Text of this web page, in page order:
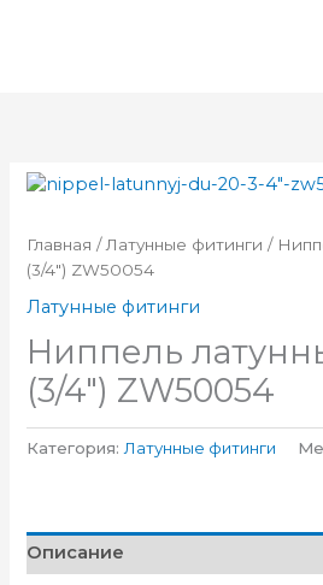
Главная / Латунные фитинги /
(3/4″) ZW50054
Латунные фитинги
Ниппель
(3/4″) ZW50054
Категория:Латунные фитинги
Описание